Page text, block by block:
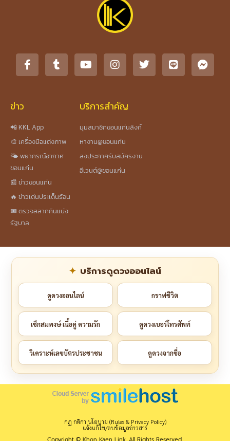
ข่าว
📲 KKL App
🎨 เครื่องมือแต่งภาพ
🌤️ พยากรณ์อากาศ
ขอนแก่น
📰 ข่าวขอนแก่น
🔥 ข่าวเด่นประเด็นร้อน
🎟️ ตรวจสลากกินแบ่ง
รัฐบาล
บริการสำคัญ
มุมสมาชิกขอนแก่นลิงก์
หางาน@ขอนแก่น
ลงประกาศรับสมัครงาน
อีเวนต์@ขอนแก่น
บริการดูดวงออนไลน์
ดูดวงออนไลน์ กราฟชีวิต
เช็กสมพงษ์ เนื้อคู่ ความรัก ดูดวงเบอร์โทรศัพท์
วิเคราะห์เลขบัตรประชาชน ดูดวงจากชื่อ
กฎ กติกา นโยบาย (Rules & Privacy Policy)
แจ้งแก้ไข/ลบข้อมูลข่าวสาร